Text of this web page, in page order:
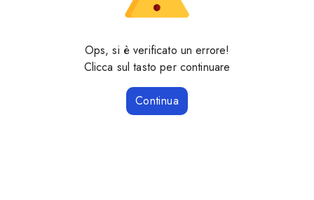
Ops, si è verificato un errore!
Clicca sul tasto per continuare
Continua